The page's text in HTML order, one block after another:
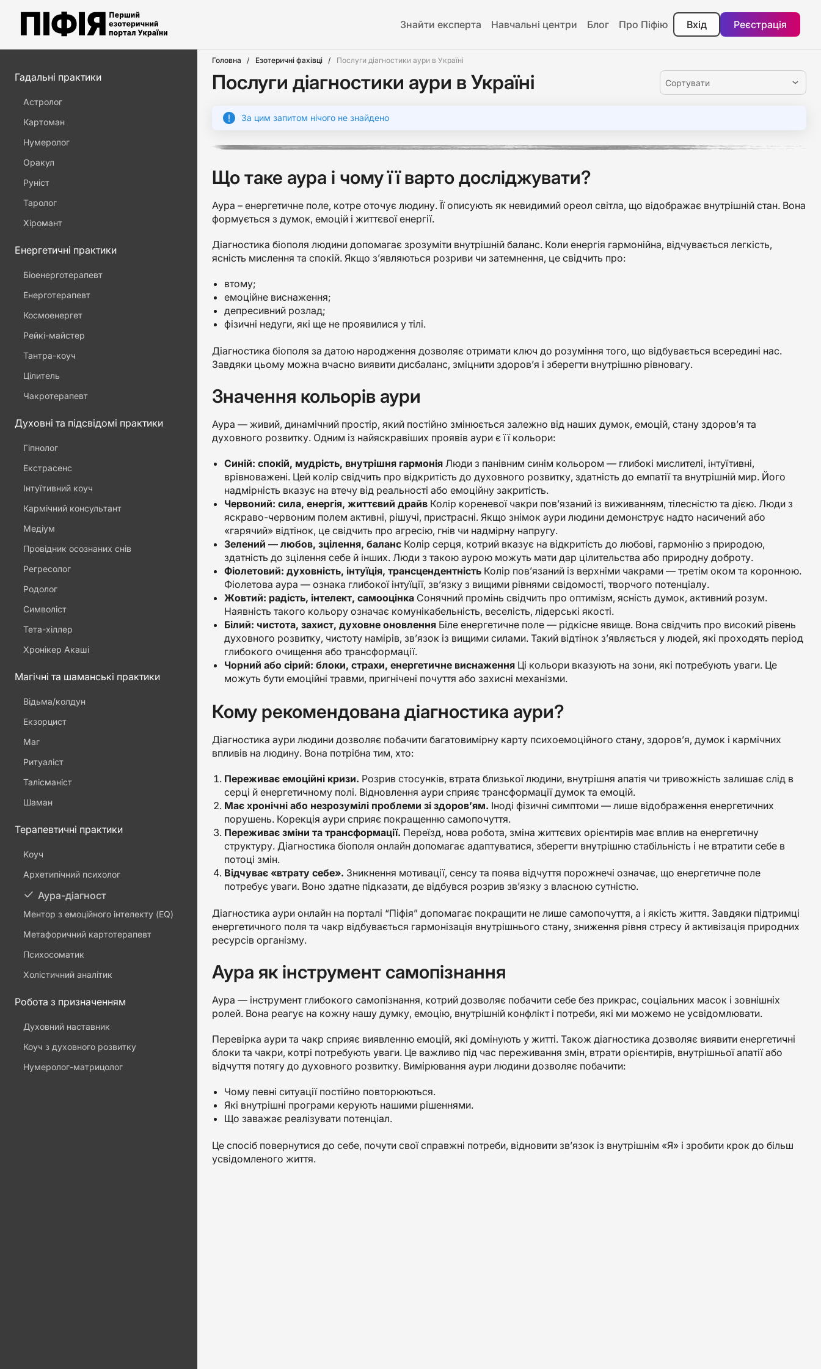
Знайти експерта Навчальні центри Блог Про Піфію Вхід Реєстрація
Головна Езотеричні фахівці Послуги діагностики аури в Україні
Послуги діагностики аури в Україні Сортувати
За цим запитом нічого не знайдено
Що таке аура і чому її варто досліджувати?
Аура – енергетичне поле, котре оточує людину. Її описують як невидимий ореол світла, що відображає внутрішній стан. Вона
формується з думок, емоцій і життєвої енергії.
Діагностика біополя людини допомагає зрозуміти внутрішній баланс. Коли енергія гармонійна, відчувається легкість,
ясність мислення та спокій. Якщо з’являються розриви чи затемнення, це свідчить про:
втому;
емоційне виснаження;
депресивний розлад;
фізичні недуги, які ще не проявилися у тілі.
Діагностика біополя за датою народження дозволяє отримати ключ до розуміння того, що відбувається всередині нас.
Завдяки цьому можна вчасно виявити дисбаланс, зміцнити здоров’я і зберегти внутрішню рівновагу.
Значення кольорів аури
Аура — живий, динамічний простір, який постійно змінюється залежно від наших думок, емоцій, стану здоров’я та
духовного розвитку. Одним із найяскравіших проявів аури є її кольори:
Синій: спокій, мудрість, внутрішня гармонія Люди з панівним синім кольором — глибокі мислителі, інтуїтивні,
врівноважені. Цей колір свідчить про відкритість до духовного розвитку, здатність до емпатії та внутрішній мир. Його
надмірність вказує на втечу від реальності або емоційну закритість.
Червоний: сила, енергія, життєвий драйв Колір кореневої чакри пов’язаний із виживанням, тілесністю та дією. Люди з
яскраво-червоним полем активні, рішучі, пристрасні. Якщо знімок аури людини демонструє надто насичений або
«гарячий» відтінок, це свідчить про агресію, гнів чи надмірну напругу.
Зелений — любов, зцілення, балансКолір серця, котрий вказує на відкритість до любові, гармонію з природою,
здатність до зцілення себе й інших. Люди з такою аурою можуть мати дар цілительства або природну доброту.
Фіолетовий: духовність, інтуїція, трансцендентністьКолір пов’язаний із верхніми чакрами — третім оком та коронною.
Фіолетова аура — ознака глибокої інтуїції, зв’язку з вищими рівнями свідомості, творчого потенціалу.
Жовтий: радість, інтелект, самооцінкаСонячний промінь свідчить про оптимізм, ясність думок, активний розум.
Наявність такого кольору означає комунікабельність, веселість, лідерські якості.
Білий: чистота, захист, духовне оновленняБіле енергетичне поле — рідкісне явище. Вона свідчить про високий рівень
духовного розвитку, чистоту намірів, зв’язок із вищими силами. Такий відтінок з’являється у людей, які проходять період
глибокого очищення або трансформації.
Чорний або сірий: блоки, страхи, енергетичне виснаженняЦі кольори вказують на зони, які потребують уваги. Це
можуть бути емоційні травми, пригнічені почуття або захисні механізми.
Кому рекомендована діагностика аури?
Діагностика аури людини дозволяє побачити багатовимірну карту психоемоційного стану, здоров’я, думок і кармічних
впливів на людину. Вона потрібна тим, хто:
Переживає емоційні кризи. Розрив стосунків, втрата близької людини, внутрішня апатія чи тривожність залишає слід в
серці й енергетичному полі. Відновлення аури сприяє трансформації думок та емоцій.
Має хронічні або незрозумілі проблеми зі здоров’ям. Іноді фізичні симптоми — лише відображення енергетичних
порушень. Корекція аури сприяє покращенню самопочуття.
Переживає зміни та трансформації. Переїзд, нова робота, зміна життєвих орієнтирів має вплив на енергетичну
структуру. Діагностика біополя онлайн допомагає адаптуватися, зберегти внутрішню стабільність і не втратити себе в
потоці змін.
Відчуває «втрату себе». Зникнення мотивації, сенсу та поява відчуття порожнечі означає, що енергетичне поле
потребує уваги. Воно здатне підказати, де відбувся розрив зв’язку з власною сутністю.
Діагностика аури онлайн на порталі “Піфія” допомагає покращити не лише самопочуття, а і якість життя. Завдяки підтримці
енергетичного поля та чакр відбувається гармонізація внутрішнього стану, зниження рівня стресу й активізація природних
ресурсів організму.
Аура як інструмент самопізнання
Аура — інструмент глибокого самопізнання, котрий дозволяє побачити себе без прикрас, соціальних масок і зовнішніх
ролей. Вона реагує на кожну нашу думку, емоцію, внутрішній конфлікт і потреби, які ми можемо не усвідомлювати.
Перевірка аури та чакр сприяє виявленню емоцій, які домінують у житті. Також діагностика дозволяє виявити енергетичні
блоки та чакри, котрі потребують уваги. Це важливо під час переживання змін, втрати орієнтирів, внутрішньої апатії або
відчуття потягу до духовного розвитку. Вимірювання аури людини дозволяє побачити:
Чому певні ситуації постійно повторюються.
Які внутрішні програми керують нашими рішеннями.
Що заважає реалізувати потенціал.
Це спосіб повернутися до себе, почути свої справжні потреби, відновити зв’язок із внутрішнім «Я» і зробити крок до більш
усвідомленого життя.
Гадальні практики
Астролог
Картоман
Нумеролог
Оракул
Руніст
Таролог
Хіромант
Енергетичні практики
Біоенерготерапевт
Енерготерапевт
Космоенергет
Рейкі-майстер
Тантра-коуч
Цілитель
Чакротерапевт
Духовні та підсвідомі практики
Гіпнолог
Екстрасенс
Інтуїтивний коуч
Кармічний консультант
Медіум
Провідник осознаних снів
Регресолог
Родолог
Символіст
Тета-хіллер
Хронікер Акаші
Магічні та шаманські практики
Відьма/колдун
Екзорцист
Маг
Ритуаліст
Талісманіст
Шаман
Терапевтичні практики
Kоуч
Архетипічний психолог
Аура-діагност
Ментор з емоційного інтелекту (EQ)
Метафоричний картотерапевт
Психосоматик
Холістичний аналітик
Робота з призначенням
Духовний наставник
Коуч з духовного розвитку
Нумеролог-матрицолог